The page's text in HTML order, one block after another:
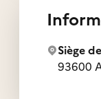
Siège
93600